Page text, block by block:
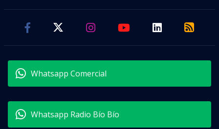
Whatsapp Comercial
Whatsapp Radio Bío Bío